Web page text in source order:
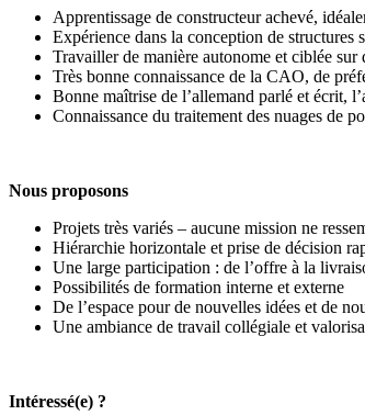
Apprentissage de constructeur achevé,
Expérience dans la conception de structures
Travailler de manière autonome et ciblée sur
Très bonne connaissance de la CAO, de
Bonne maîtrise de l’allemand parlé et écrit,
Connaissance du traitement des nuages de
Nous proposons
Projets très variés – aucune mission ne
Hiérarchie horizontale et prise de décision
Une large participation : de l’offre à la
Possibilités de formation interne et externe
De l’espace pour de nouvelles idées et de
Une ambiance de travail collégiale et
Intéressé(e) ?